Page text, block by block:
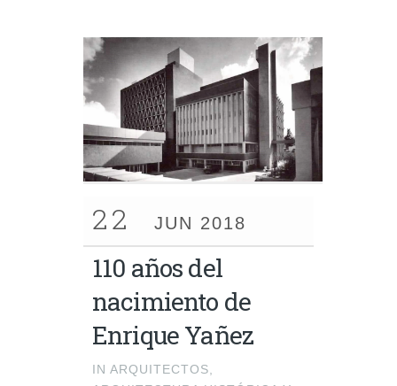
22 JUN 2018
110 años del
nacimiento de
Enrique Yañez
IN ARQUITECTOS,